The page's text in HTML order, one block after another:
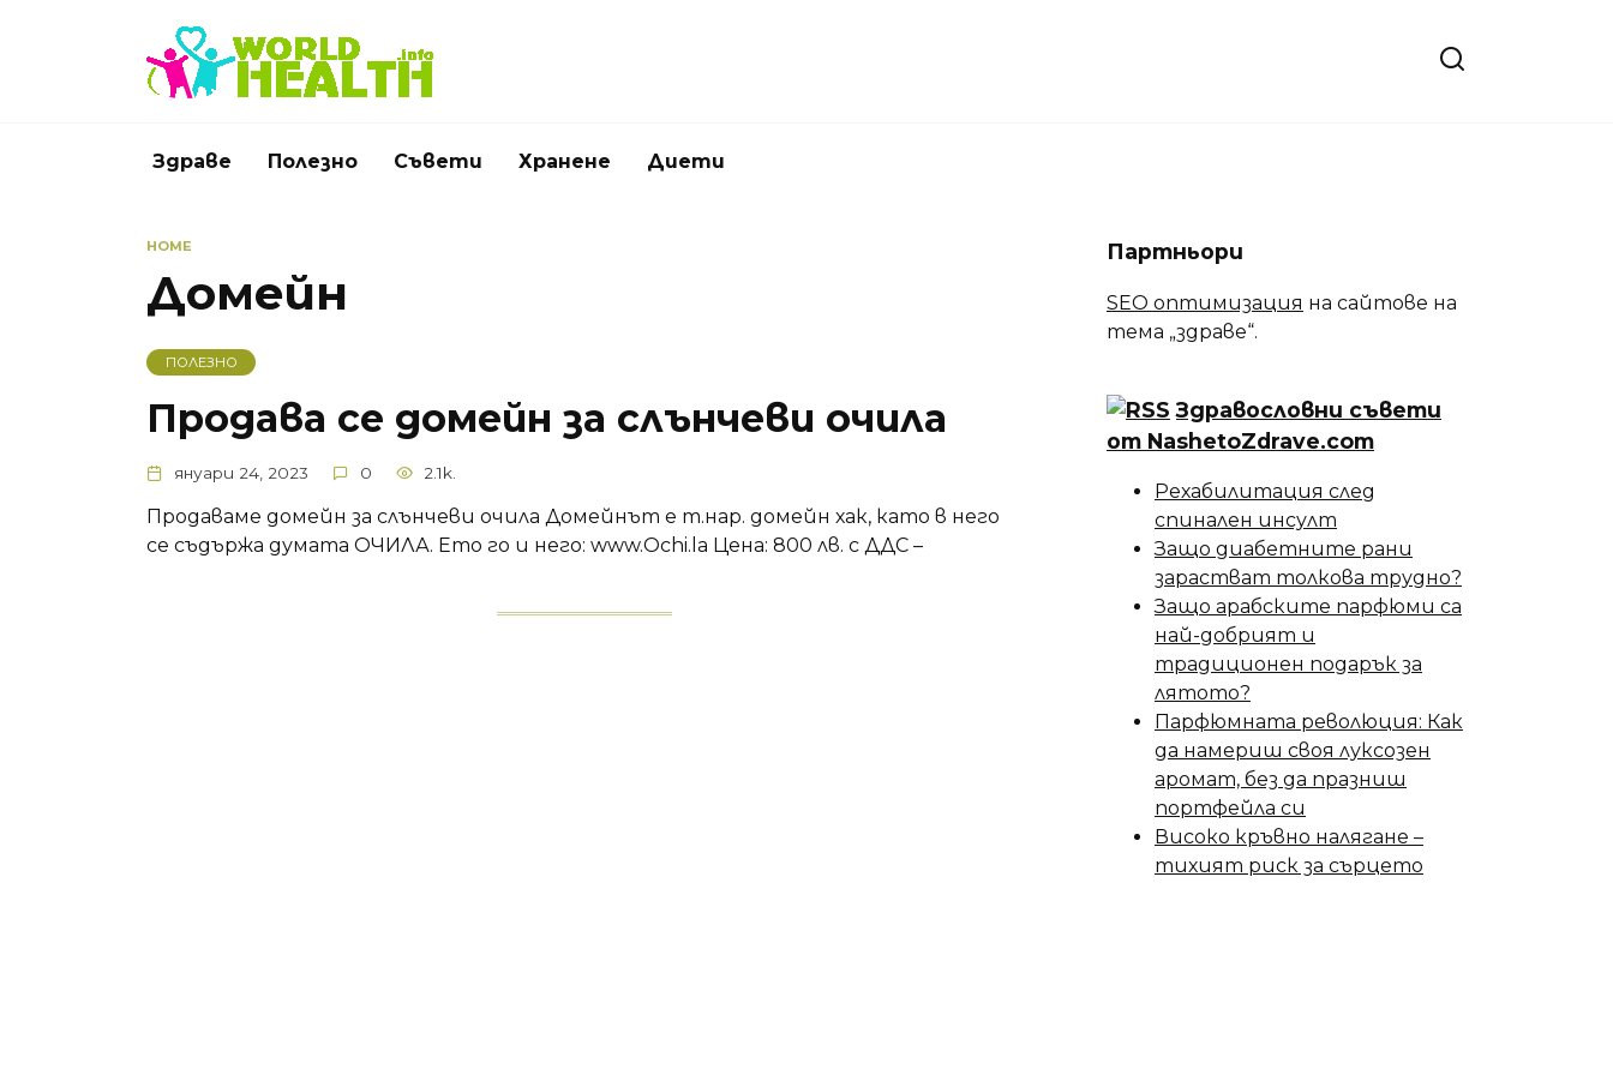
Здраве Полезно Съвети Хранене Диети
HOME
Домейн
ПОЛЕЗНО
Продава се домейн за слънчеви очила
януари 24, 2023 0 2.1k.
Продаваме домейн за слънчеви очила Домейнът е т.нар. домейн хак, като в него
се съдържа думата ОЧИЛА. Ето го и него: www.Ochi.la Цена: 800 лв. с ДДС –
Партньори
SEO оптимизация на сайтове на
тема „здраве“.
Здравословни съвети
от NashetoZdrave.com
Рехабилитация след
спинален инсулт
Защо диабетните рани
зарастват толкова трудно?
Защо арабските парфюми са
най-добрият и
традиционен подарък за
лятото?
Парфюмната революция: Как
да намериш своя луксозен
аромат, без да празниш
портфейла си
Високо кръвно налягане –
тихият риск за сърцето